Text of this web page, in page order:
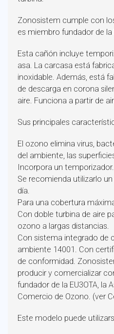
Zonosistem cumple con
es miembro fundador de la
Esta cañón incluye
asa. La carcasa está
inoxidable. Además, está
de descarga en corona
aire. Funciona a partir de
Sus principales
El ozono elimina virus,
del ambiente, las
Incorpora un temporizador.
Se recomienda utilizarlo
día.
Para una cobertura
Con doble turbina de aire
ozono a largas distancias.
Con sistema integrado de
ambiente 14001. Con
de conformidad.
producir y comercializar
fundador de la EU3OTA, la
Comercio de Ozono. (ver
Este modelo puede